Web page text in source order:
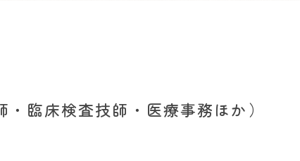
臨床検査技師・医療事務ほか）